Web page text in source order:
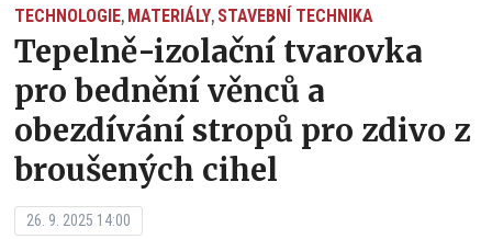
TECHNOLOGIE, MATERIÁLY, STAVEBNÍ TECHNIKA
Tepelně-izolační tvarovka
pro bednění věnců a
obezdívání stropů pro zdivo z
broušených cihel
26. 9. 2025 14:00